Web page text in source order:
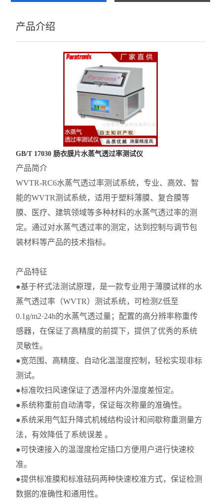
产品介绍
GB/T 17030 肠衣膜片水蒸气透过率测试仪
产品简介
WVTR-RC6水蒸气透过率测试系统，专业、高效、智
能的WVTR测试系统，适用于塑料薄膜、复合膜等
膜、医疗、建筑领域等多种材料的水蒸气透过率的测
定。通过对水蒸气透过率的测定，达到控制与调节包
装材料等产品的技术指标。
产品特征
●基于杯式法测试原理，是一款专业用于薄膜试样的水
蒸气透过率（WVTR）测试系统，可检测Z低至
0.1g/m2·24h的水蒸气透过量；配置的高分辨率称重传
感器，在保证了高精度的前提下，提供了优秀的系统
灵敏性。
●宽范围、高精度、自动化温湿度控制，轻松实现非标
测试。
●标准吹扫风速保证了透湿杯内外湿度差恒定。
●系统称重前自动清零，保证每次称量的准确性。
●系统采用气缸升降式机械结构设计和间歇称重测量方
法，有效降低了系统误差 。
●可快速接入的温湿度检定插口方便用户进行快速校
准。
●提供标准膜和标准砝码两种快速校准方式，保证检测
数据的准确性和通用性。